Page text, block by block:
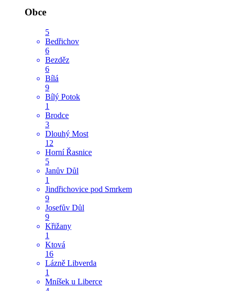
Obce
5
Bedřichov
6
Bezděz
6
Bílá
9
Bílý Potok
1
Brodce
3
Dlouhý Most
12
Horní Řasnice
5
Janův Důl
1
Jindřichovice pod Smrkem
9
Josefův Důl
9
Křižany
1
Ktová
16
Lázně Libverda
1
Mníšek u Liberce